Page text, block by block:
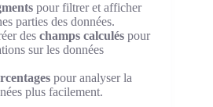
pour filtrer et afficher
parties des données.
des champs calculés pour
sur les données
pour analyser la
plus facilement.